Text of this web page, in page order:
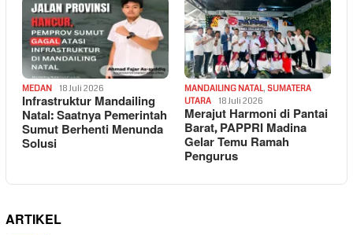
MEDAN 18 Juli 2026
Infrastruktur Mandailing
Natal: Saatnya Pemerintah
Sumut Berhenti Menunda
Solusi
MANDAILING NATAL, SUMATERA
UTARA
18 Juli 2026
Merajut Harmoni di Pantai
Barat, PAPPRI Madina
Gelar Temu Ramah
Pengurus
ARTIKEL